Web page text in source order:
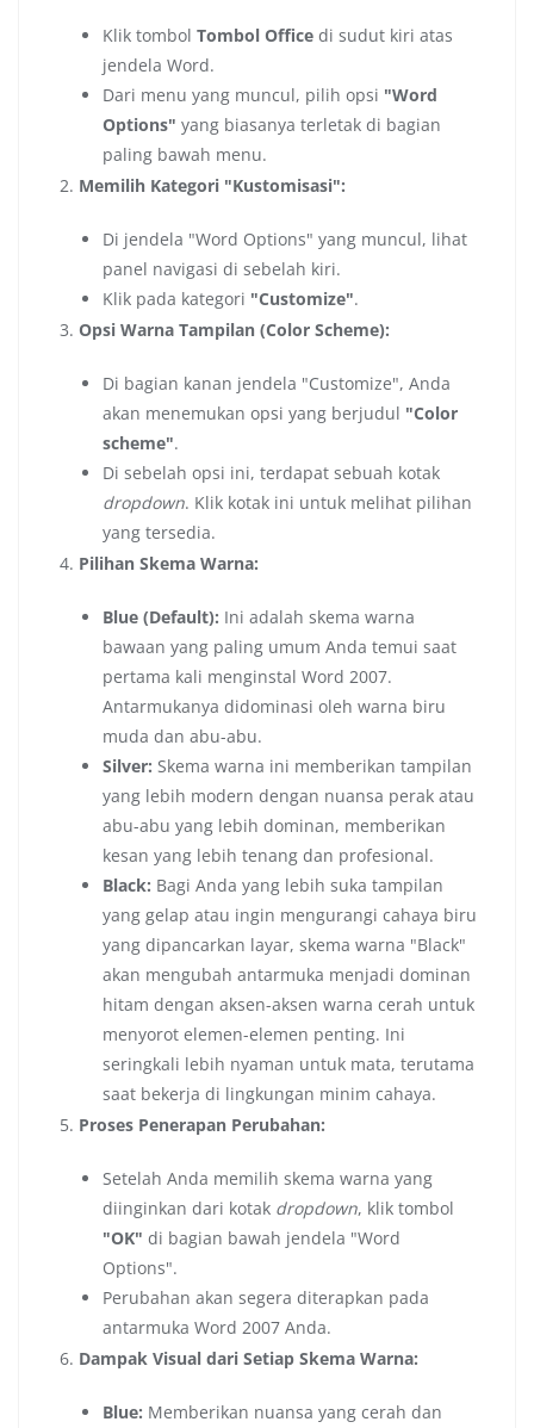
Klik tombol Tombol Office di sudut kiri atas
jendela Word.
Dari menu yang muncul, pilih opsi "Word
Options" yang biasanya terletak di bagian
paling bawah menu.
Memilih Kategori "Kustomisasi":
Di jendela "Word Options" yang muncul, lihat
panel navigasi di sebelah kiri.
Klik pada kategori "Customize".
Opsi Warna Tampilan (Color Scheme):
Di bagian kanan jendela "Customize", Anda
akan menemukan opsi yang berjudul "Color
scheme".
Di sebelah opsi ini, terdapat sebuah kotak
dropdown. Klik kotak ini untuk melihat pilihan
yang tersedia.
Pilihan Skema Warna:
Blue (Default): Ini adalah skema warna
bawaan yang paling umum Anda temui saat
pertama kali menginstal Word 2007.
Antarmukanya didominasi oleh warna biru
muda dan abu-abu.
Silver: Skema warna ini memberikan tampilan
yang lebih modern dengan nuansa perak atau
abu-abu yang lebih dominan, memberikan
kesan yang lebih tenang dan profesional.
Black: Bagi Anda yang lebih suka tampilan
yang gelap atau ingin mengurangi cahaya biru
yang dipancarkan layar, skema warna "Black"
akan mengubah antarmuka menjadi dominan
hitam dengan aksen-aksen warna cerah untuk
menyorot elemen-elemen penting. Ini
seringkali lebih nyaman untuk mata, terutama
saat bekerja di lingkungan minim cahaya.
Proses Penerapan Perubahan:
Setelah Anda memilih skema warna yang
diinginkan dari kotak dropdown, klik tombol
"OK" di bagian bawah jendela "Word
Options".
Perubahan akan segera diterapkan pada
antarmuka Word 2007 Anda.
Dampak Visual dari Setiap Skema Warna:
Blue: Memberikan nuansa yang cerah dan